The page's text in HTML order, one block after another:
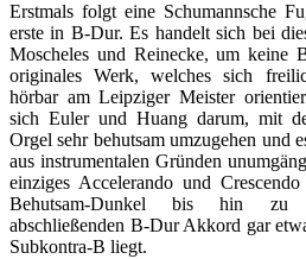
Erstmals folgt eine Schumannsche
erste in B-Dur. Es handelt sich bei
Moscheles und Reinecke, um keine
originales Werk, welches sich
hörbar am Leipziger Meister
sich Euler und Huang darum, mit
Orgel sehr behutsam umzugehen und
aus instrumentalen Gründen
einziges Accelerando und
Behutsam-Dunkel bis hin zu
abschließenden B-Dur Akkord gar
Subkontra-B liegt.